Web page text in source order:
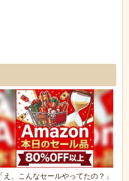
「え、こんなセールやってたの？」